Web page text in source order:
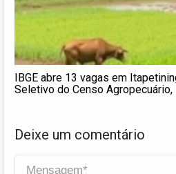
IBGE abre 13 vagas em
Seletivo do Censo
Deixe um comentário